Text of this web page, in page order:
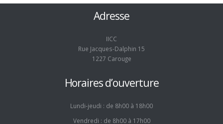
Adresse
IICC
Rue Jacques-Dalphin 15
1227 Carouge
Horaires d’ouverture
Lundi-jeudi : de 8h00 à 18h00
Vendredi : de 8h00 à 17h00